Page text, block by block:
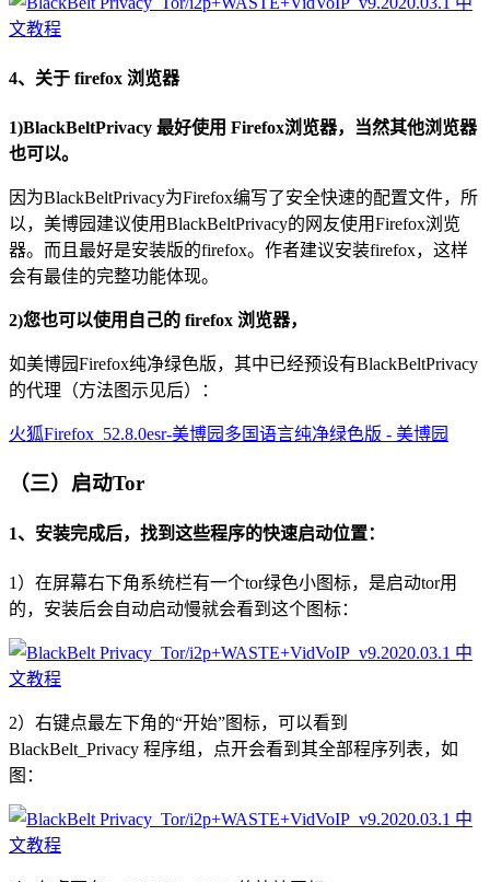
4、关于 firefox 浏览器
1)BlackBeltPrivacy 最好使用 Firefox浏览器，当然其他浏览器
也可以。
因为BlackBeltPrivacy为Firefox编写了安全快速的配置文件，所
以，美博园建议使用BlackBeltPrivacy的网友使用Firefox浏览
器。而且最好是安装版的firefox。作者建议安装firefox，这样
会有最佳的完整功能体现。
2)您也可以使用自己的 firefox 浏览器，
如美博园Firefox纯净绿色版，其中已经预设有BlackBeltPrivacy
的代理（方法图示见后）：
火狐Firefox_52.8.0esr-美博园多国语言纯净绿色版 - 美博园
（三）启动Tor
1、安装完成后，找到这些程序的快速启动位置：
1）在屏幕右下角系统栏有一个tor绿色小图标，是启动tor用
的，安装后会自动启动慢就会看到这个图标：
2）右键点最左下角的“开始”图标，可以看到
BlackBelt_Privacy 程序组，点开会看到其全部程序列表，如
图：